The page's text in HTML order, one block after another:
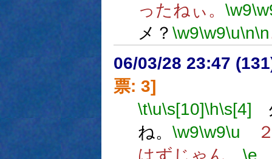
ったねぃ。 \w9
メ？ \w9\w9\u\n\n
06/03/28 23:47
票: 3]
\t\u\s[10]\h\s[4]
ね。 \w9\w9\u ２